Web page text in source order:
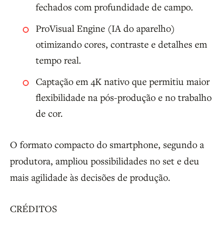
fechados com profundidade de campo.
ProVisual Engine (IA do aparelho)
otimizando cores, contraste e detalhes em
tempo real.
Captação em 4K nativo que permitiu maior
flexibilidade na pós-produção e no trabalho
de cor.
O formato compacto do smartphone, segundo a
produtora, ampliou possibilidades no set e deu
mais agilidade às decisões de produção.
CRÉDITOS